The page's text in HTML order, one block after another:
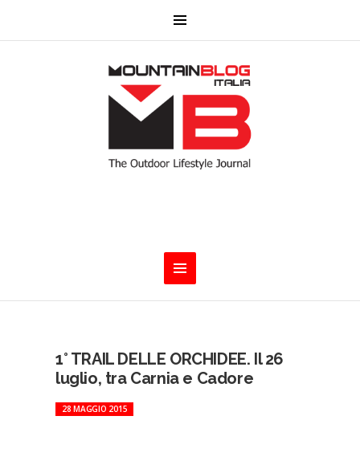
1° TRAIL DELLE ORCHIDEE. Il 26
luglio, tra Carnia e Cadore
28 MAGGIO 2015